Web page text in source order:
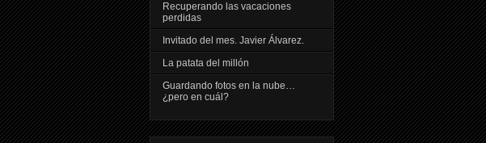
Recuperando las vacaciones
perdidas
Invitado del mes. Javier Álvarez.
La patata del millón
Guardando fotos en la nube…
¿pero en cuál?